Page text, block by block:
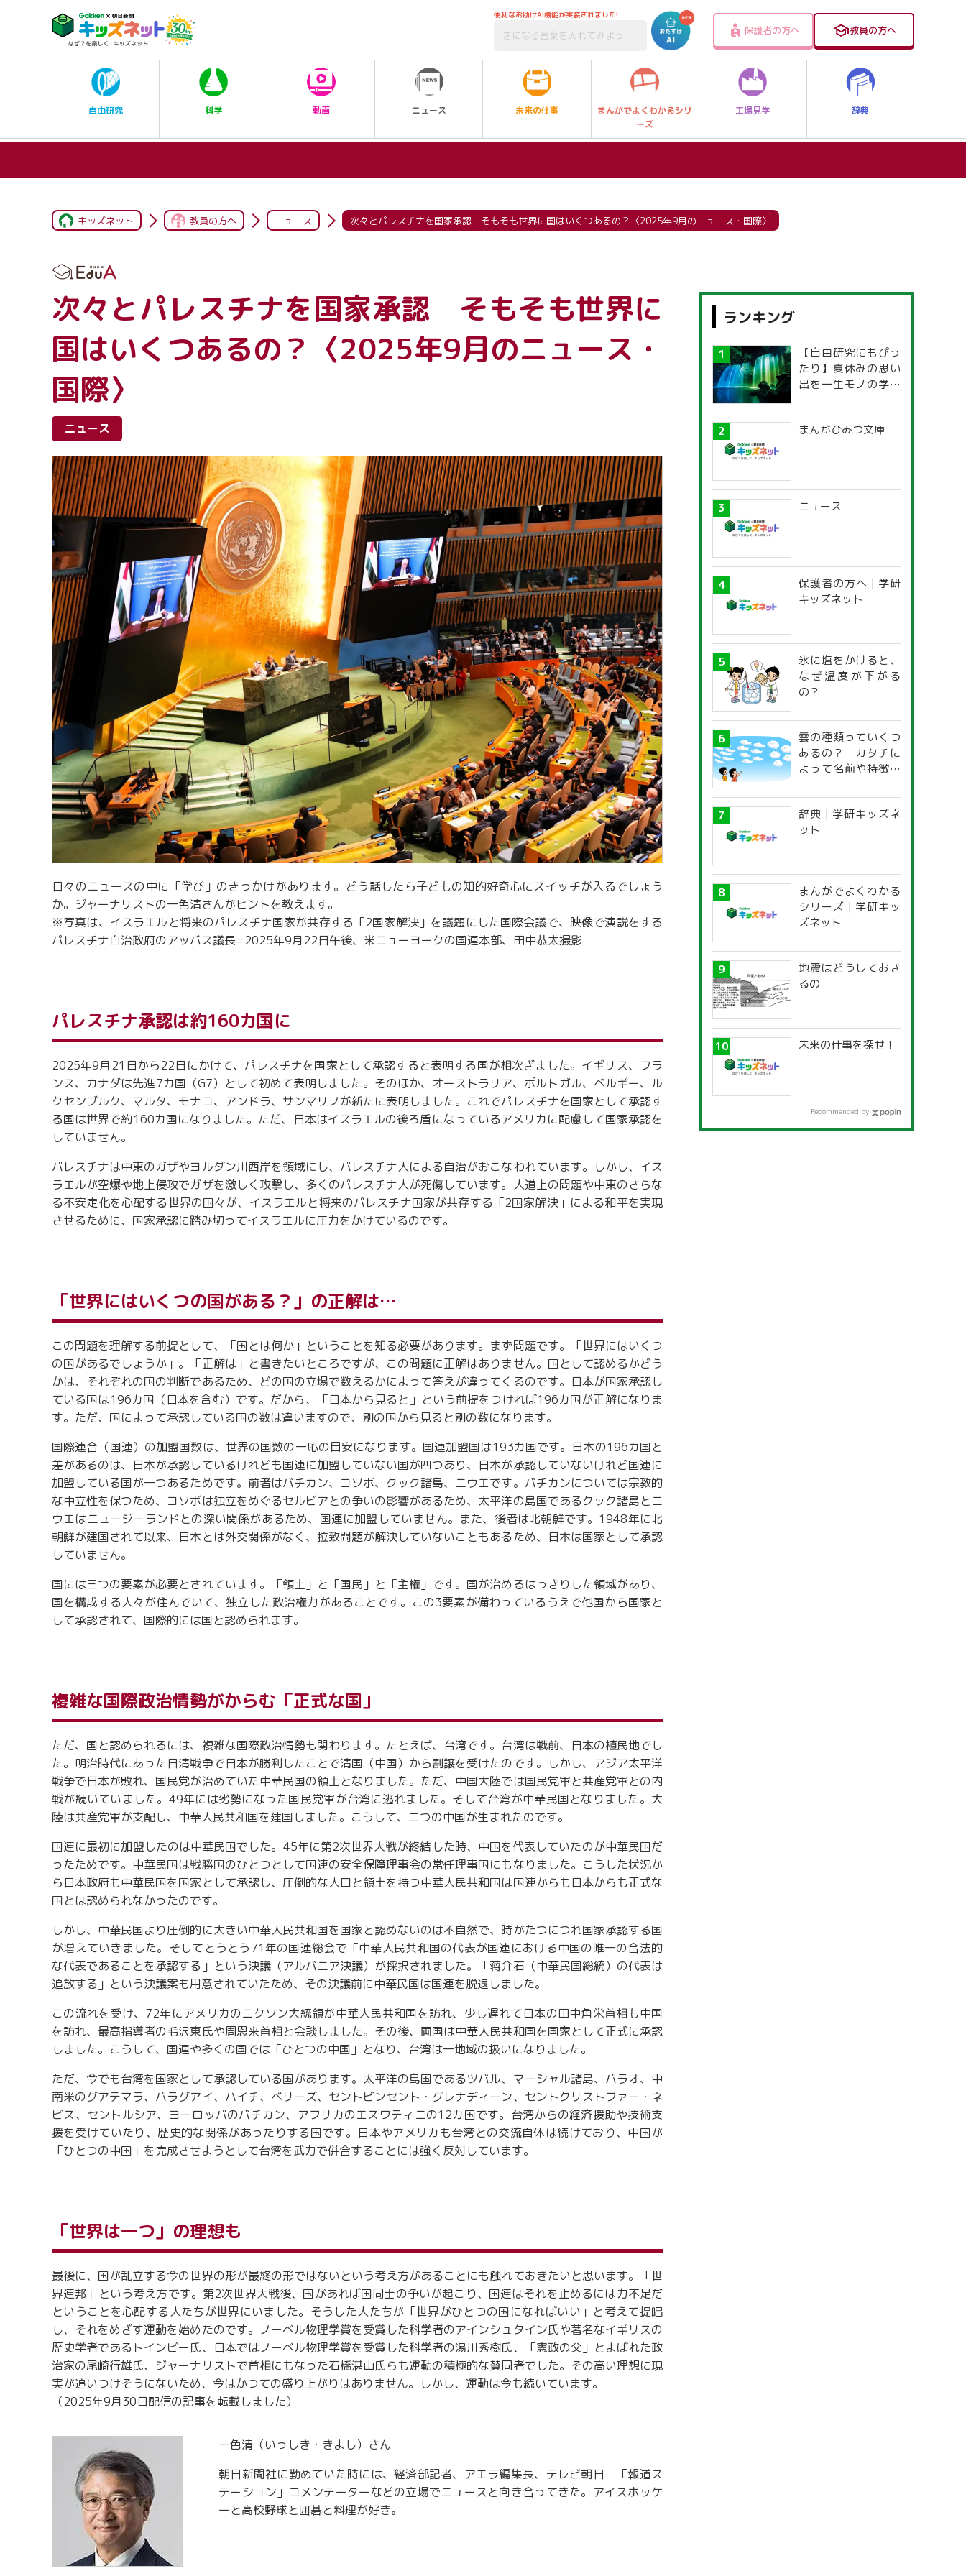
便利なお助けAI機能が実装されました!
保護者の方へ 教員の方へ
自由研究 科学 動画 ニュース 未来の仕事
まんがでよくわかるシリ
ーズ
工場見学 辞典
キッズネット 教員の方へ ニュース 次々とパレスチナを国家承認 そもそも世界に国はいくつあるの？〈2025年9月のニュース・国際〉
次々とパレスチナを国家承認 そもそも世界に
国はいくつあるの？〈2025年9月のニュース・
国際〉
ニュース
日々のニュースの中に「学び」のきっかけがあります。どう話したら子どもの知的好奇心にスイッチが入るでしょう
か。ジャーナリストの一色清さんがヒントを教えます。
※写真は、イスラエルと将来のパレスチナ国家が共存する「2国家解決」を議題にした国際会議で、映像で演説をする
パレスチナ自治政府のアッバス議長=2025年9月22日午後、米ニューヨークの国連本部、田中恭太撮影
パレスチナ承認は約160カ国に
2025年9月21日から22日にかけて、パレスチナを国家として承認すると表明する国が相次ぎました。イギリス、フラ
ンス、カナダは先進7カ国（G7）として初めて表明しました。そのほか、オーストラリア、ポルトガル、ベルギー、ル
クセンブルク、マルタ、モナコ、アンドラ、サンマリノが新たに表明しました。これでパレスチナを国家として承認す
る国は世界で約160カ国になりました。ただ、日本はイスラエルの後ろ盾になっているアメリカに配慮して国家承認を
していません。
パレスチナは中東のガザやヨルダン川西岸を領域にし、パレスチナ人による自治がおこなわれています。しかし、イス
ラエルが空爆や地上侵攻でガザを激しく攻撃し、多くのパレスチナ人が死傷しています。人道上の問題や中東のさらな
る不安定化を心配する世界の国々が、イスラエルと将来のパレスチナ国家が共存する「2国家解決」による和平を実現
させるために、国家承認に踏み切ってイスラエルに圧力をかけているのです。
「世界にはいくつの国がある？」の正解は…
この問題を理解する前提として、「国とは何か」ということを知る必要があります。まず問題です。「世界にはいくつ
の国があるでしょうか」。「正解は」と書きたいところですが、この問題に正解はありません。国として認めるかどう
かは、それぞれの国の判断であるため、どの国の立場で数えるかによって答えが違ってくるのです。日本が国家承認し
ている国は196カ国（日本を含む）です。だから、「日本から見ると」という前提をつければ196カ国が正解になりま
す。ただ、国によって承認している国の数は違いますので、別の国から見ると別の数になります。
国際連合（国連）の加盟国数は、世界の国数の一応の目安になります。国連加盟国は193カ国です。日本の196カ国と
差があるのは、日本が承認しているけれども国連に加盟していない国が四つあり、日本が承認していないけれど国連に
加盟している国が一つあるためです。前者はバチカン、コソボ、クック諸島、ニウエです。バチカンについては宗教的
な中立性を保つため、コソボは独立をめぐるセルビアとの争いの影響があるため、太平洋の島国であるクック諸島とニ
ウエはニュージーランドとの深い関係があるため、国連に加盟していません。また、後者は北朝鮮です。1948年に北
朝鮮が建国されて以来、日本とは外交関係がなく、拉致問題が解決していないこともあるため、日本は国家として承認
していません。
国には三つの要素が必要とされています。「領土」と「国民」と「主権」です。国が治めるはっきりした領域があり、
国を構成する人々が住んでいて、独立した政治権力があることです。この3要素が備わっているうえで他国から国家と
して承認されて、国際的には国と認められます。
複雑な国際政治情勢がからむ「正式な国」
ただ、国と認められるには、複雑な国際政治情勢も関わります。たとえば、台湾です。台湾は戦前、日本の植民地でし
た。明治時代にあった日清戦争で日本が勝利したことで清国（中国）から割譲を受けたのです。しかし、アジア太平洋
戦争で日本が敗れ、国民党が治めていた中華民国の領土となりました。ただ、中国大陸では国民党軍と共産党軍との内
戦が続いていました。49年には劣勢になった国民党軍が台湾に逃れました。そして台湾が中華民国となりました。大
陸は共産党軍が支配し、中華人民共和国を建国しました。こうして、二つの中国が生まれたのです。
国連に最初に加盟したのは中華民国でした。45年に第2次世界大戦が終結した時、中国を代表していたのが中華民国だ
ったためです。中華民国は戦勝国のひとつとして国連の安全保障理事会の常任理事国にもなりました。こうした状況か
ら日本政府も中華民国を国家として承認し、圧倒的な人口と領土を持つ中華人民共和国は国連からも日本からも正式な
国とは認められなかったのです。
しかし、中華民国より圧倒的に大きい中華人民共和国を国家と認めないのは不自然で、時がたつにつれ国家承認する国
が増えていきました。そしてとうとう71年の国連総会で「中華人民共和国の代表が国連における中国の唯一の合法的
な代表であることを承認する」という決議（アルバニア決議）が採択されました。「蒋介石（中華民国総統）の代表は
追放する」という決議案も用意されていたため、その決議前に中華民国は国連を脱退しました。
この流れを受け、72年にアメリカのニクソン大統領が中華人民共和国を訪れ、少し遅れて日本の田中角栄首相も中国
を訪れ、最高指導者の毛沢東氏や周恩来首相と会談しました。その後、両国は中華人民共和国を国家として正式に承認
しました。こうして、国連や多くの国では「ひとつの中国」となり、台湾は一地域の扱いになりました。
ただ、今でも台湾を国家として承認している国があります。太平洋の島国であるツバル、マーシャル諸島、パラオ、中
南米のグアテマラ、パラグアイ、ハイチ、ベリーズ、セントビンセント・グレナディーン、セントクリストファー・ネ
ビス、セントルシア、ヨーロッパのバチカン、アフリカのエスワティニの12カ国です。台湾からの経済援助や技術支
援を受けていたり、歴史的な関係があったりする国です。日本やアメリカも台湾との交流自体は続けており、中国が
「ひとつの中国」を完成させようとして台湾を武力で併合することには強く反対しています。
「世界は一つ」の理想も
最後に、国が乱立する今の世界の形が最終の形ではないという考え方があることにも触れておきたいと思います。「世
界連邦」という考え方です。第2次世界大戦後、国があれば国同士の争いが起こり、国連はそれを止めるには力不足だ
ということを心配する人たちが世界にいました。そうした人たちが「世界がひとつの国になればいい」と考えて提唱
し、それをめざす運動を始めたのです。ノーベル物理学賞を受賞した科学者のアインシュタイン氏や著名なイギリスの
歴史学者であるトインビー氏、日本ではノーベル物理学賞を受賞した科学者の湯川秀樹氏、「憲政の父」とよばれた政
治家の尾崎行雄氏、ジャーナリストで首相にもなった石橋湛山氏らも運動の積極的な賛同者でした。その高い理想に現
実が追いつけそうにないため、今はかつての盛り上がりはありません。しかし、運動は今も続いています。
（2025年9月30日配信の記事を転載しました）
一色清（いっしき・きよし）さん
朝日新聞社に勤めていた時には、経済部記者、アエラ編集長、テレビ朝日 「報道ス
テーション」コメンテーターなどの立場でニュースと向き合ってきた。アイスホッケ
ーと高校野球と囲碁と料理が好き。
ランキング
【自由研究にもぴっ
たり】夏休みの思い
出を一生モノの学び
探究ガイド
まんがひみつ文庫
ニュース
保護者の方へ | 学研
キッズネット
氷に塩をかけると、
なぜ温度が下がる
の？
雲の種類っていくつ
あるの？ カタチに
よって名前や特徴が
辞典 | 学研キッズネ
ット
まんがでよくわかる
シリーズ | 学研キッ
ズネット
地震はどうしておき
るの
未来の仕事を探せ！
Recommended by